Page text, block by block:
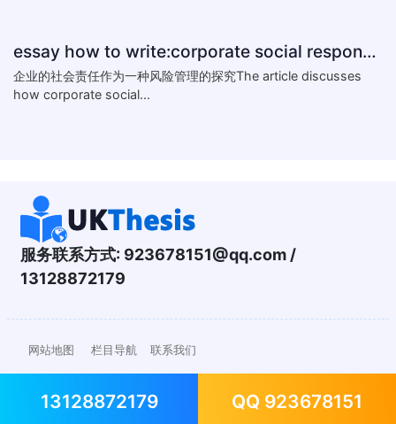
essay how to write:corporate social responsibility practice
企业的社会责任作为一种风险管理的探究The article discusses
how corporate social...
服务联系方式: 923678151@qq.com /
13128872179
网站地图 栏目导航 联系我们
13128872179 QQ 923678151